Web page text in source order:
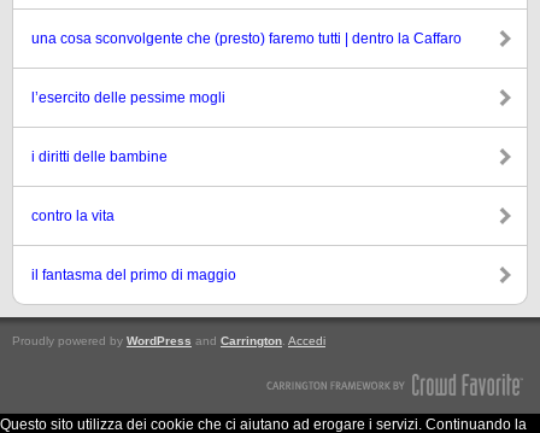
una cosa sconvolgente che (presto) faremo tutti | dentro la Caffaro
l’esercito delle pessime mogli
i diritti delle bambine
contro la vita
il fantasma del primo di maggio
Proudly powered by WordPress and Carrington Accedi
Questo sito utilizza dei cookie che ci aiutano ad erogare i servizi. Continuando la